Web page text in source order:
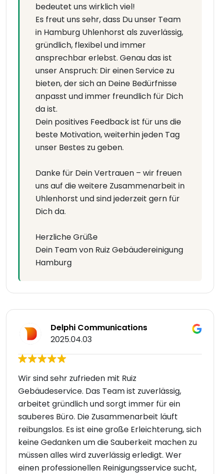
bedeutet uns wirklich viel!
Es freut uns sehr, dass Du unser Team
in Hamburg Uhlenhorst als zuverlässig,
gründlich, flexibel und immer
ansprechbar erlebst. Genau das ist
unser Anspruch: Dir einen Service zu
bieten, der sich an Deine Bedürfnisse
anpasst und immer freundlich für Dich
da ist.
Dein positives Feedback ist für uns die
beste Motivation, weiterhin jeden Tag
unser Bestes zu geben.
Danke für Dein Vertrauen – wir freuen
uns auf die weitere Zusammenarbeit in
Uhlenhorst und sind jederzeit gern für
Dich da.
Herzliche Grüße
Dein Team von Ruiz Gebäudereinigung
Hamburg
Delphi Communications
2025.04.03
Wir sind sehr zufrieden mit Ruiz
Gebäudeservice. Das Team ist zuverlässig,
arbeitet gründlich und sorgt immer für ein
sauberes Büro. Die Zusammenarbeit läuft
reibungslos. Es ist eine große Erleichterung, sich
keine Gedanken um die Sauberkeit machen zu
müssen alles wird zuverlässig erledigt. Wer
einen professionellen Reinigungsservice sucht,